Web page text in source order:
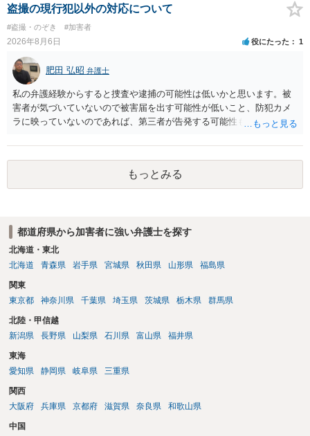
相談を受けられたうえで対処方法を探された方がよいと思われます。
一般論でいえば、任意取り調べの場合、ＩＣレコーダーを持参して取
り調べ内容を録音することは必須だと考えます。
盗撮の現行犯以外の対応について
#盗撮・のぞき #加害者
2026年8月6日 役にたった 1
肥田 弘昭 弁護士
私の弁護経験からすると捜査や逮捕の可能性は低いかと思います。被
害者が気づいていないので被害届を出す可能性が低いこと、防犯カメ
ラに映っていないのであれば、第三者が告発する可能性も低いこと、
座る女性を盗撮(全体像写真1枚と5秒程度の動画)してしまいました。下
着や胸など強調したものではありません。」とありますが、少なくと
も捜査段階では性的姿態等撮影罪の被疑事実で逮捕勾留されるケース
が私の弁護経験では多くなった印象です（最終的には不起訴ないし各
もっとみる
都道府県から加害者に強い弁護士を探す
北海道・東北
北海道
青森県 岩手県 宮城県 秋田県 山形県 福島県
関東
東京都
神奈川県 千葉県 埼玉県 茨城県 栃木県 群馬県
北陸・甲信越
新潟県
長野県 山梨県 石川県 富山県 福井県
東海
愛知県
静岡県 岐阜県 三重県
関西
大阪府
兵庫県 京都府 滋賀県 奈良県 和歌山県
中国